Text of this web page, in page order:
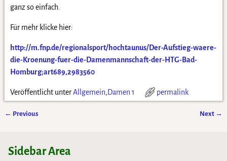
ganz so einfach.
Für mehr klicke hier:
http://m.fnp.de/regionalsport/hochtaunus/Der-Aufstieg-waere-
die-Kroenung-fuer-die-Damenmannschaft-der-HTG-Bad-
Homburg;art689,2983560
Veröffentlicht unter Allgemein,Damen 1 permalink
← Previous Next →
Sidebar Area